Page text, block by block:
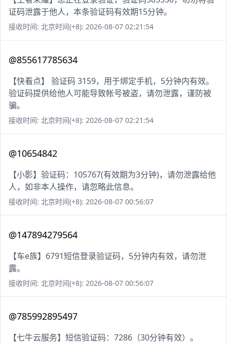
证码泄露于他人，本条验证码有效期15分钟。
接收时间: 北京时间(+8): 2026-08-07 02:21:54
@855617785634
【快看点】 验证码 3159，用于绑定手机，5分钟内有效。
验证码提供给他人可能导致帐号被盗，请勿泄露，谨防被
骗。
接收时间: 北京时间(+8): 2026-08-07 02:21:54
@10654842
【小影】验证码：105767(有效期为3分钟)，请勿泄露给他
人，如非本人操作，请忽略此信息。
接收时间: 北京时间(+8): 2026-08-07 00:56:07
@147894279564
【车e族】6791短信登录验证码，5分钟内有效，请勿泄
露。
接收时间: 北京时间(+8): 2026-08-07 00:56:07
@785992895497
【七牛云服务】短信验证码：7286（30分钟有效）。